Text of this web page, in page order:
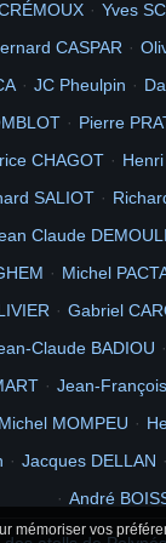
62 Album officiel
2010 TAHITI mon
la passe 1iere
Yves
CASPAR
JC Pheulpin
Pierre
CHAGOT
SALIOT
Claude
Michel
Gabriel
Claude BADIOU
Jean-
Michel MOMPEU
Jacques DELLAN
André
mémoriser vos